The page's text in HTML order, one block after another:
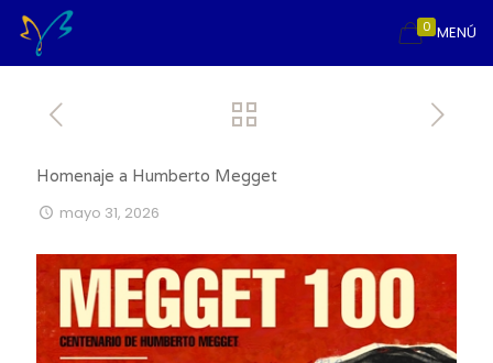
MENÚ
0
Homenaje a Humberto Megget
mayo 31, 2026